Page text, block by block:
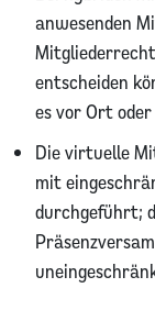
anwesenden
entscheiden
es vor Ort
Die virtuelle
mit
durchgeführt;